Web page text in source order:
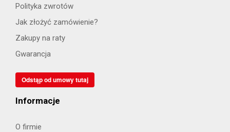
Polityka zwrotów
Jak złożyć zamówienie?
Zakupy na raty
Gwarancja
Odstąp od umowy tutaj
Informacje
O firmie